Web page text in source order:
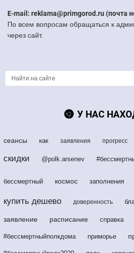
E-mail: reklama@primgorod.ru (почта
По всем вопросам обращаться к
через сайт.
У НАС
сеансы как заявления прогресс
скидки @polk.arsenev
бессмертный космос заполнения
купить дешево доверенность
заявление расписание справка
#бессмертныйполкдома приморье